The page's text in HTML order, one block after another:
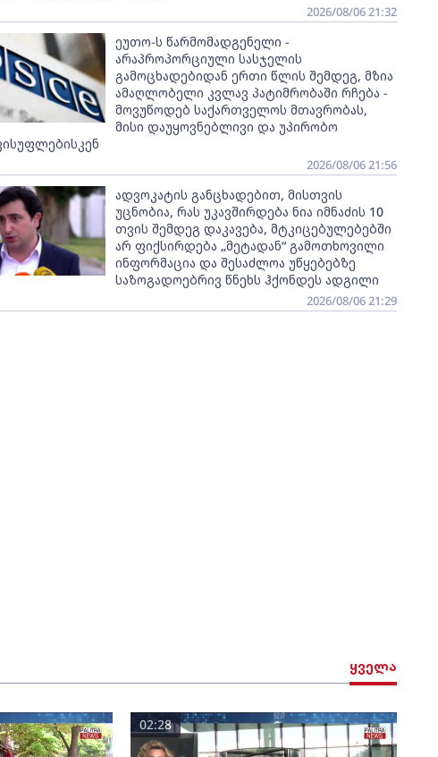
2026/08/06 21:32
ეუთო-ს წარმომადგენელი -
არაპროპორციული სასჯელის
გამოცხადებიდან ერთი წლის შემდეგ, მზია
ამაღლობელი კვლავ პატიმრობაში რჩება -
მოვუწოდებ საქართველოს მთავრობას,
მისი დაუყოვნებლივი და უპირობო
2026/08/06 21:56
ადვოკატის განცხადებით, მისთვის
უცნობია, რას უკავშირდება ნია იმნაძის 10
თვის შემდეგ დაკავება, მტკიცებულებებში
არ ფიქსირდება „მეტადან“ გამოთხოვილი
ინფორმაცია და შესაძლოა უწყებებზე
საზოგადოებრივ წნეხს ჰქონდეს ადგილი
2026/08/06 21:29
ყველა
02:28